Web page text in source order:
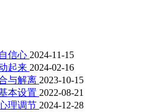
信心 2024-11-15
起来 2024-02-16
与解离 2023-10-15
本设置 2022-08-21
理调节 2024-12-28